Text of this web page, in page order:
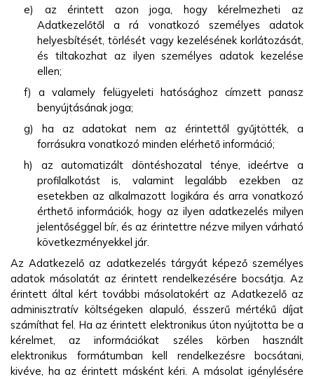
e) az érintett azon joga, hogy kérelmezheti az
Adatkezelőtől a rá vonatkozó személyes adatok
helyesbítését, törlését vagy kezelésének korlátozását,
és tiltakozhat az ilyen személyes adatok kezelése
ellen;
f) a valamely felügyeleti hatósághoz címzett panasz
benyújtásának joga;
g) ha az adatokat nem az érintettől gyűjtötték, a
forrásukra vonatkozó minden elérhető információ;
h) az automatizált döntéshozatal ténye, ideértve a
profilalkotást is, valamint legalább ezekben az
esetekben az alkalmazott logikára és arra vonatkozó
érthető információk, hogy az ilyen adatkezelés milyen
jelentőséggel bír, és az érintettre nézve milyen várható
következményekkel jár.
Az Adatkezelő az adatkezelés tárgyát képező személyes
adatok másolatát az érintett rendelkezésére bocsátja. Az
érintett által kért további másolatokért az Adatkezelő az
adminisztratív költségeken alapuló, ésszerű mértékű díjat
számíthat fel. Ha az érintett elektronikus úton nyújtotta be a
kérelmet, az információkat széles körben használt
elektronikus formátumban kell rendelkezésre bocsátani,
kivéve, ha az érintett másként kéri. A másolat igénylésére